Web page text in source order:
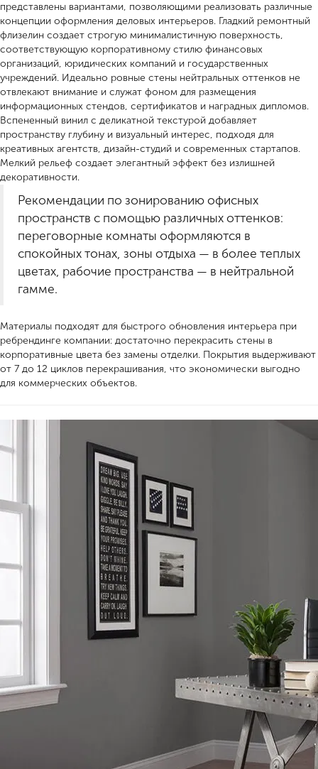
представлены вариантами, позволяющими реализовать различные
концепции оформления деловых интерьеров. Гладкий ремонтный
флизелин создает строгую минималистичную поверхность,
соответствующую корпоративному стилю финансовых
организаций, юридических компаний и государственных
учреждений. Идеально ровные стены нейтральных оттенков не
отвлекают внимание и служат фоном для размещения
информационных стендов, сертификатов и наградных дипломов.
Вспененный винил с деликатной текстурой добавляет
пространству глубину и визуальный интерес, подходя для
креативных агентств, дизайн-студий и современных стартапов.
Мелкий рельеф создает элегантный эффект без излишней
декоративности.
Рекомендации по зонированию офисных
пространств с помощью различных оттенков:
переговорные комнаты оформляются в
спокойных тонах, зоны отдыха — в более теплых
цветах, рабочие пространства — в нейтральной
гамме.
Материалы подходят для быстрого обновления интерьера при
ребрендинге компании: достаточно перекрасить стены в
корпоративные цвета без замены отделки. Покрытия выдерживают
от 7 до 12 циклов перекрашивания, что экономически выгодно
для коммерческих объектов.